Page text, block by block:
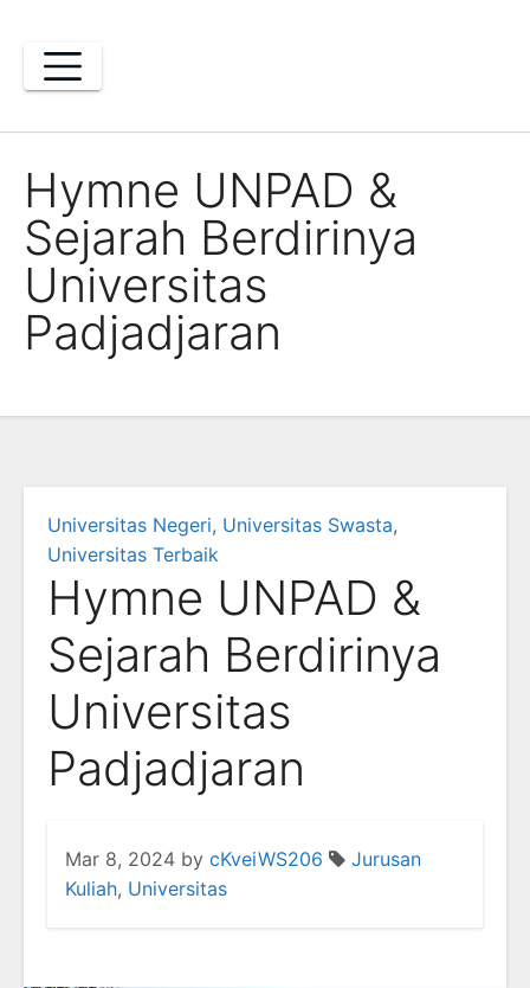
content
Hymne UNPAD &
Sejarah Berdirinya
Universitas
Padjadjaran
Universitas Negeri, Universitas Swasta,
Universitas Terbaik
Hymne UNPAD &
Sejarah Berdirinya
Universitas
Padjadjaran
Mar 8, 2024 by cKveiWS206
Jurusan
Kuliah, Universitas